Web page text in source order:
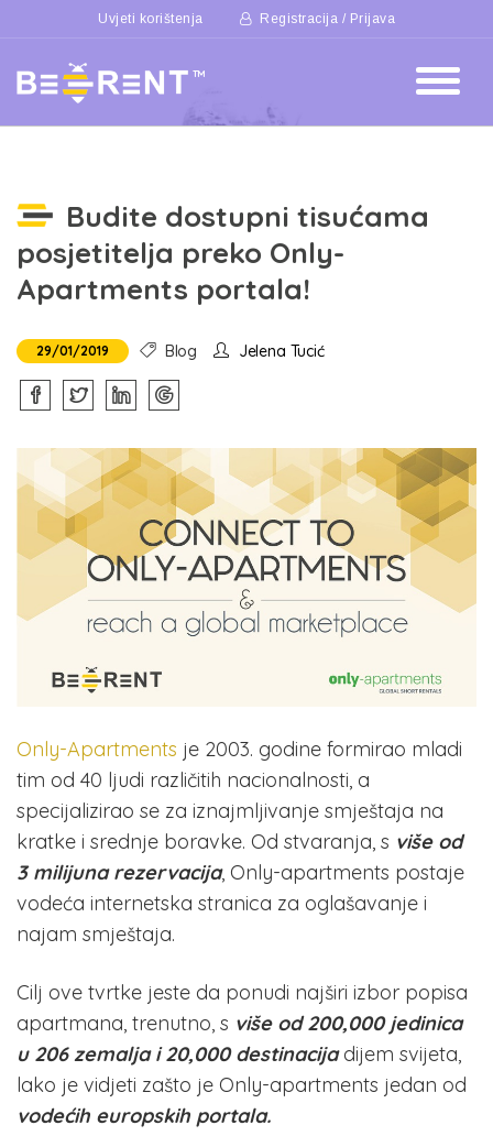
Uvjeti korištenja Registracija / Prijava
Budite dostupni tisućama
posjetitelja preko Only-
Apartments portala!
29/01/2019 Blog Jelena Tucić
Only-Apartments je 2003. godine formirao mladi
tim od 40 ljudi različitih nacionalnosti, a
specijalizirao se za iznajmljivanje smještaja na
kratke i srednje boravke. Od stvaranja, s više od
3 milijuna rezervacija, Only-apartments postaje
vodeća internetska stranica za oglašavanje i
najam smještaja.
Cilj ove tvrtke jeste da ponudi najširi izbor popisa
apartmana, trenutno, s više od 200,000 jedinica
u 206 zemalja i 20,000 destinacijadijem svijeta,
lako je vidjeti zašto je Only-apartments jedan od
vodećih europskih portala.